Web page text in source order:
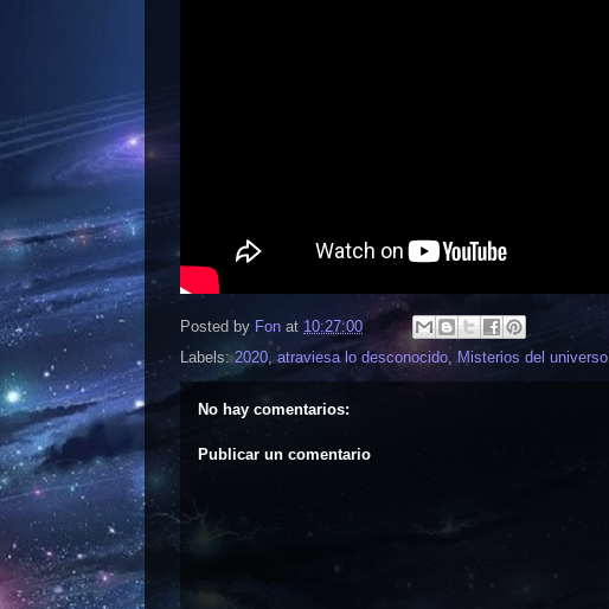
Posted by Fon at 10:27:00
Labels:2020, atraviesa lo desconocido,Misterios del universo
No hay comentarios:
Publicar un comentario